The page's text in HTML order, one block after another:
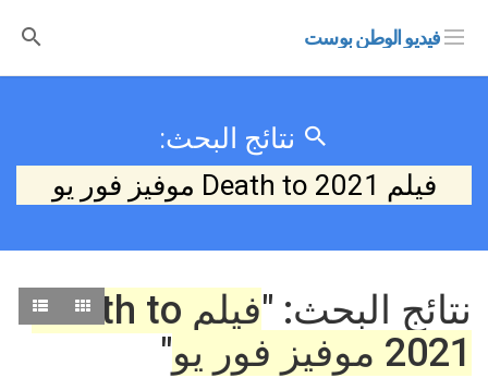
فيديو الوطن بوست
نتائج البحث:
فيلم Death to 2021 موفيز فور يو
نتائج البحث: "
فيلم Death to
2021 موفيز فور يو
"